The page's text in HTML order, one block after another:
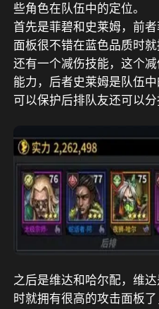
些角色在队伍中的定位。
首先是菲碧和史莱姆，前
面板很不错在蓝色品质时
还有一个减伤技能，这个
能力，后者史莱姆是队伍
可以保护后排队友还可以分
之后是维达和哈尔配，维
时就拥有很高的攻击面板